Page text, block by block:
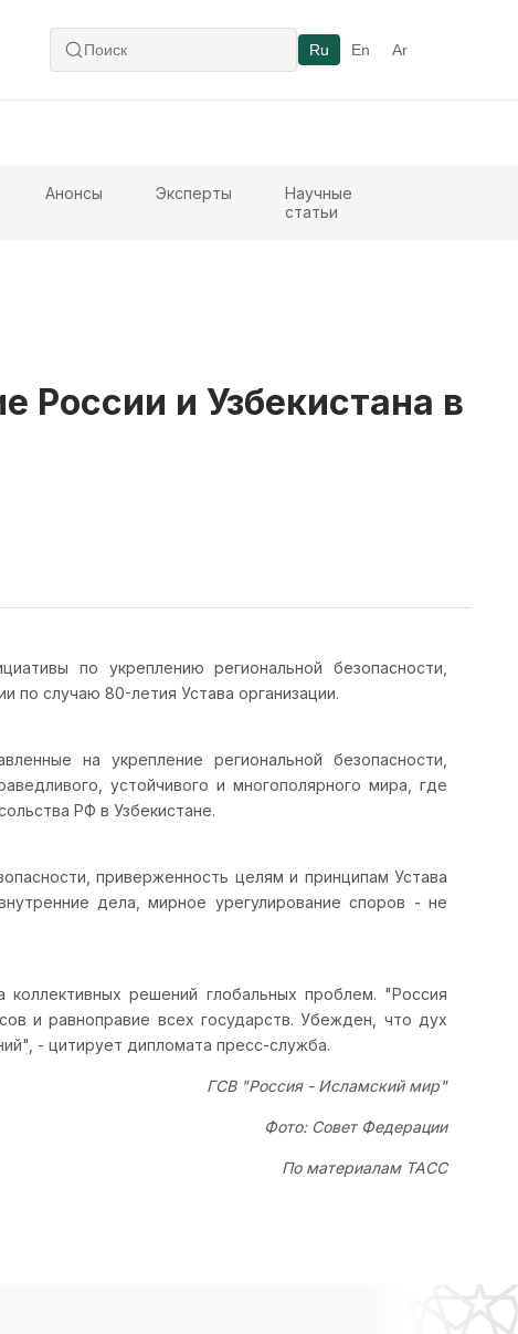
Ru En Ar
Анонсы Эксперты
Научные
статьи
России и Узбекистана в
по укреплению региональной безопасности,
по случаю 80-летия Устава организации.
на укрепление региональной безопасности,
устойчивого и многополярного мира, где
РФ в Узбекистане.
приверженность целям и принципам Устава
дела, мирное урегулирование споров - не
решений глобальных проблем. "Россия
и равноправие всех государств. Убежден, что дух
- цитирует дипломата пресс-служба.
ГСВ "Россия - Исламский мир"
Фото: Совет Федерации
По материалам ТАСС